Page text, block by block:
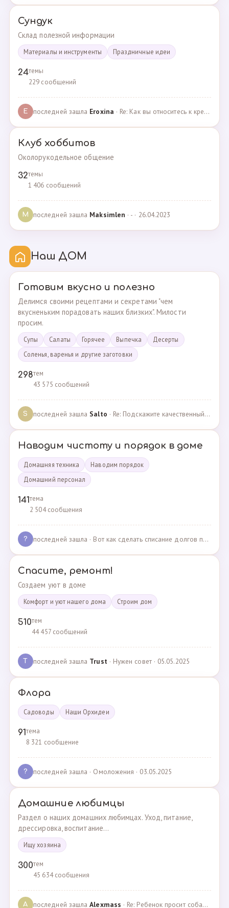
Сундук
Склад полезной информации
Материалы и инструменты Праздничные идеи
24темы
229 сообщений
E последней зашла Eroxina · Re: Как вы относитесь к кредитам? · 06.04.2025
Клуб хоббитов
Околорукодельное общение
32темы
1 406 сообщений
M последней зашла Maksimlen · - · 26.04.2023
Наш ДОМ
Готовим вкусно и полезно
Делимся своими рецептами и секретами "чем
вкусненьким порадовать наших близких". Милости
просим.
Супы Cалаты Горячее Выпечка
Десерты
Соленья, варенья и другие заготовки
298тем
43 575 сообщений
S последней зашла Salto · Re: Подскажите качественный и крепкий капсульный ко… · 01.09.2024
Наводим чистоту и порядок в доме
Домашняя техника
Наводим порядок
Домашний персонал
141тема
2 504 сообщения
? последней зашла · Вот как сделать списание долгов по жкх? · 02.05.2025
Спасите, ремонт!
Создаем уют в доме
Комфорт и уют нашего дома Cтроим дом
510тем
44 457 сообщений
T последней зашла Trust · Нужен совет · 05.05.2025
Флора
Садоводы Наши Орхидеи
91тема
8 321 сообщение
? последней зашла · Омоложения · 03.05.2025
Домашние любимцы
Раздел о наших домашних любимцах. Уход, питание,
дрессировка, воспитание...
Ищу хозяина
300тем
45 634 сообщения
A последней зашлаAlexmass · Re: Ребенок просит собаку, посоветуйте какую породу… · 30.03.2025